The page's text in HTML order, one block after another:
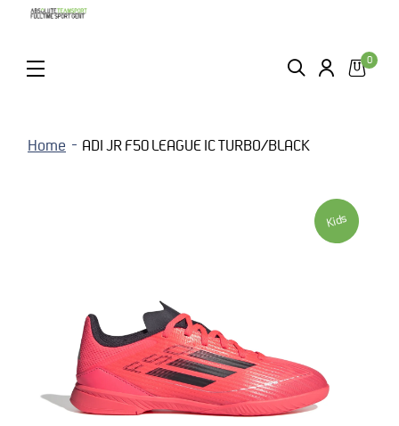
ZOEKEN LOGIN
0
Home ADI JR F50 LEAGUE IC TURBO/BLACK
Kids